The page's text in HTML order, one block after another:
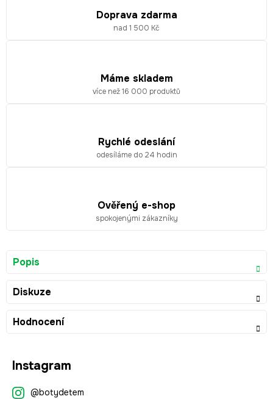
Doprava zdarma
nad 1 500 Kč
Máme skladem
více než 16 000 produktů
Rychlé odeslání
odesíláme do 24 hodin
Ověřený e-shop
spokojenými zákazníky
Popis
Diskuze
Hodnocení
Instagram
@botydetem